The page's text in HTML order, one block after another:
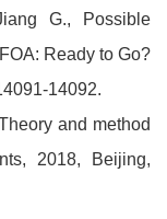
G., Possible
Ready to Go?
14092.
and method
2018, Beijing,